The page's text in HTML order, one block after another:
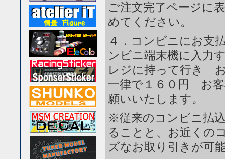
ご注文完了ページに
めてください。
４．コンビニにお支
ンビニ端末機に入
レジに持って行き
一律で１６０円 お
願いいたします。
※従来のコンビニ払
ることと、お近くの
ズなお取り引きが可